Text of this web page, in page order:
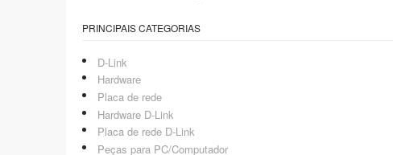
PRINCIPAIS CATEGORIAS
D-Link
Hardware
Placa de rede
Hardware D-Link
Placa de rede D-Link
Peças para PC/Computador